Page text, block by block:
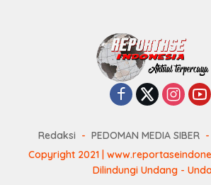
Redaksi PEDOMAN MEDIA SIBER
Copyright 2021 |
Dilindungi Undang -